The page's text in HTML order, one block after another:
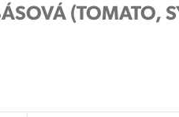
(TOMATO,